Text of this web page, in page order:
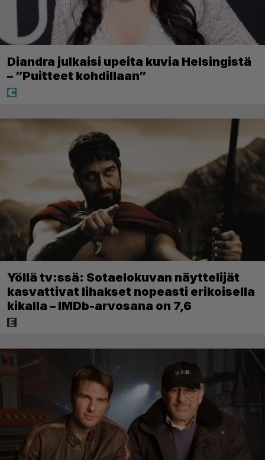
Diandra julkaisi upeita kuvia Helsingistä
– ”Puitteet kohdillaan”
Yöllä tv:ssä: Sotaelokuvan näyttelijät
kasvattivat lihakset nopeasti erikoisella
kikalla – IMDb-arvosana on 7,6